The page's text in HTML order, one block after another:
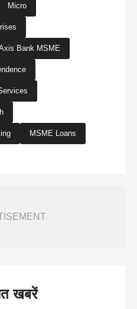
Micro
Bank MSME
MSME Loans
खबरें